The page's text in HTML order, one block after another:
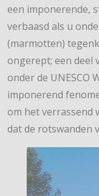
een imponerende,
verbaasd als u
(marmotten)
ongerept; een deel
onder de UNESCO
imponerend
om het verrassend
dat de rotswanden